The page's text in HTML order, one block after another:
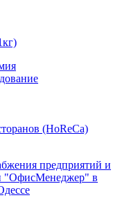
(HoReCa)